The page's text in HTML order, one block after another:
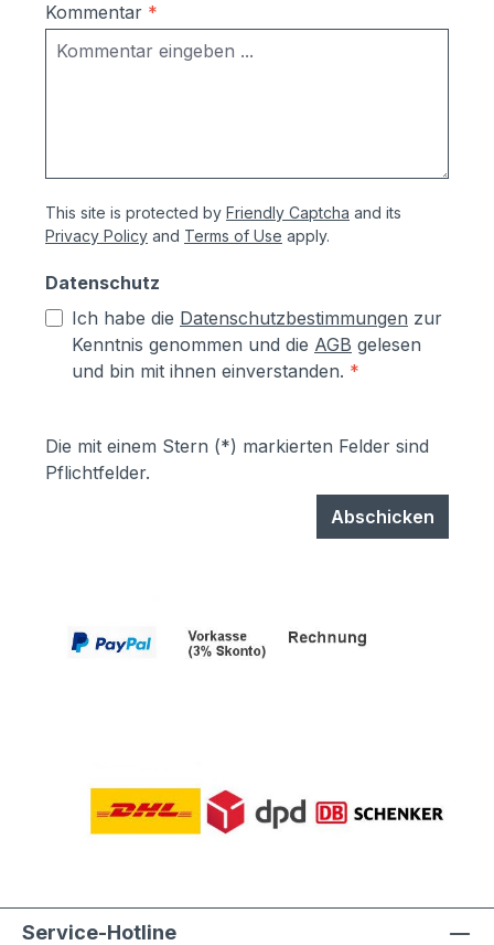
Kommentar *
This site is protected by Friendly Captcha and its
Privacy Policy and Terms of Use apply.
Datenschutz
Ich habe die Datenschutzbestimmungen zur
Kenntnis genommen und die AGB gelesen
und bin mit ihnen einverstanden. *
Die mit einem Stern (*) markierten Felder sind
Pflichtfelder.
Abschicken
Service-Hotline